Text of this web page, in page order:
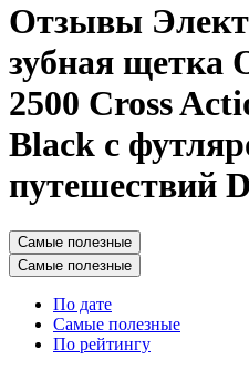
Отзывы
зубная щетка
2500 Cross
Black c
путешествий
Самые полезные
Самые полезные
По дате
Самые полезные
По рейтингу